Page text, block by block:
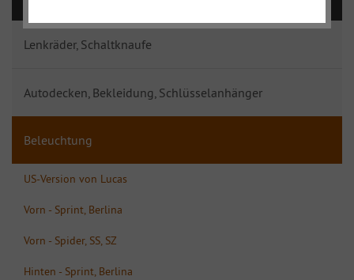
Lenkräder, Schaltknaufe
Autodecken, Bekleidung, Schlüsselanhänger
Beleuchtung
US-Version von Lucas
Vorn - Sprint, Berlina
Vorn - Spider, SS, SZ
Hinten - Sprint, Berlina